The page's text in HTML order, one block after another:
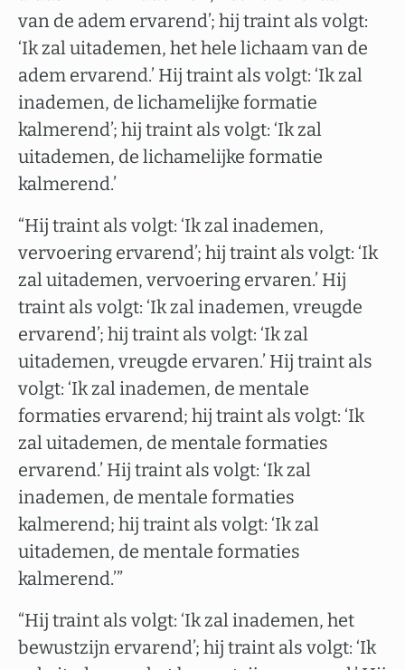
van de adem ervarend’; hij traint als volgt:
‘Ik zal uitademen, het hele lichaam van de
adem ervarend.’ Hij traint als volgt: ‘Ik zal
inademen, de lichamelijke formatie
kalmerend’; hij traint als volgt: ‘Ik zal
uitademen, de lichamelijke formatie
kalmerend.’
“Hij traint als volgt: ‘Ik zal inademen,
vervoering ervarend’; hij traint als volgt: ‘Ik
zal uitademen, vervoering ervaren.’ Hij
traint als volgt: ‘Ik zal inademen, vreugde
ervarend’; hij traint als volgt: ‘Ik zal
uitademen, vreugde ervaren.’ Hij traint als
volgt: ‘Ik zal inademen, de mentale
formaties ervarend; hij traint als volgt: ‘Ik
zal uitademen, de mentale formaties
ervarend.’ Hij traint als volgt: ‘Ik zal
inademen, de mentale formaties
kalmerend; hij traint als volgt: ‘Ik zal
uitademen, de mentale formaties
kalmerend.’”
“Hij traint als volgt: ‘Ik zal inademen, het
bewustzijn ervarend’; hij traint als volgt: ‘Ik